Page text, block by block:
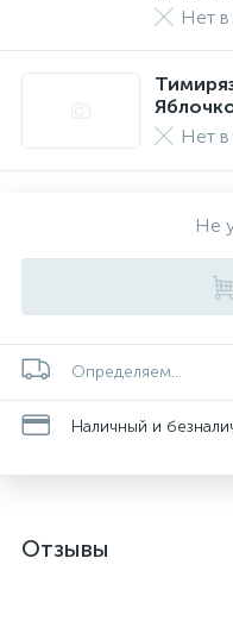
Нет
Нет
Не
Определяем...
Наличный и
Отзывы